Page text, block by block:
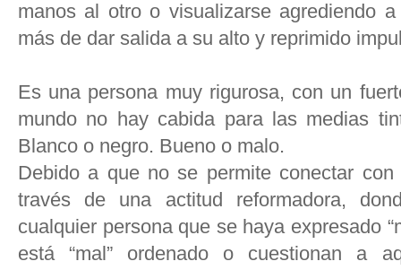
manos al otro o visualizarse agrediendo
más de dar salida a su alto y reprimido
Es una persona muy rigurosa, con un
mundo no hay cabida para las medias
Blanco o negro. Bueno o malo.
Debido a que no se permite conectar
través de una actitud reformadora,
cualquier persona que se haya expresado
está “mal” ordenado o cuestionan a